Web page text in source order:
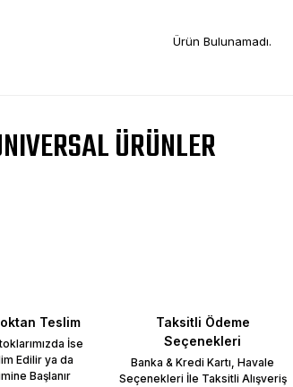
Ürün Bulunamadı.
ÜRÜNLER
Teslim
İse
Edilir ya da
Başlanır
Taksitli Ödeme
Seçenekleri
Banka & Kredi Kartı, Havale
Seçenekleri İle Taksitli Alışveriş